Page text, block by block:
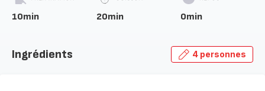
10min 20min 0min
Ingrédients 4 personnes